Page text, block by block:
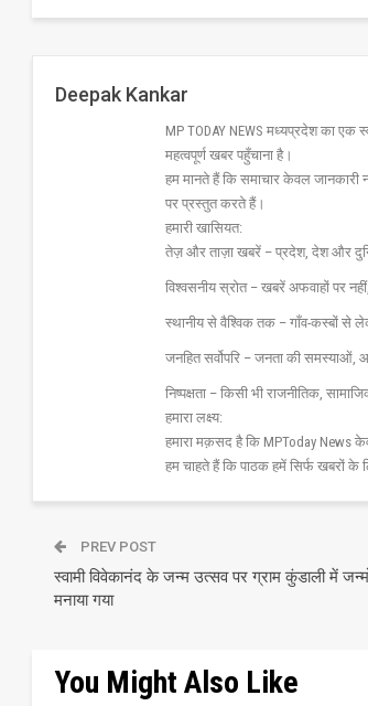
Deepak Kankar
MP TODAY NEWS मध्यप्रदेश का एक
महत्वपूर्ण खबर पहुँचाना है।
हम मानते हैं कि समाचार केवल
पर प्रस्तुत करते हैं।
हमारी खासियत:
तेज़ और ताज़ा खबरें – प्रदेश, देश और
विश्वसनीय स्रोत – खबरें अफवाहों पर
स्थानीय से वैश्विक तक – गाँव-कस्बों से
जनहित सर्वोपरि – जनता की समस्याओं,
निष्पक्षता – किसी भी राजनीतिक,
हमारा लक्ष्य:
हमारा मक़सद है कि MPToday News
हम चाहते हैं कि पाठक हमें सिर्फ खबरों के
PREV POST
स्वामी विवेकानंद के जन्म उत्सव पर ग्राम कुंडाली में
मनाया गया
You Might Also Like